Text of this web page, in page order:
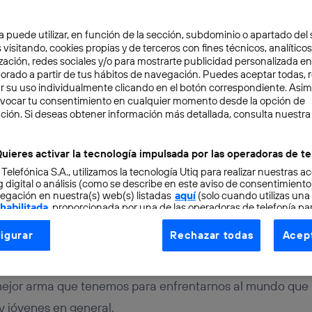
4 min
para que tus hijos
seguridad
arma que tenemos para enfrentarnos al mundo que
jóvenes en general.
puede utilizar, en función de la sección, subdominio o apartado del
visitando, cookies propias y de terceros con fines técnicos,
redes sociales y/o para mostrarte publicidad personalizada
a partir de tus hábitos de navegación. Puedes aceptar todas,
su uso individualmente clicando en el botón correspondiente.
tu consentimiento en cualquier momento desde la opción de
Si deseas obtener información más detallada, consulta nuestra
activar la tecnología impulsada por las operadoras de
S.A., utilizamos la tecnología Utiq para realizar nuestras
digital o análisis (como se describe en este aviso de
en nuestra(s) web(s) listadas aquí(solo cuando utilizas una
, proporcionada por una de las operadoras de telefonía
consentimiento en cada página web).
Utiq está diseñada con la privacidad como prioridad
dirección IP y otra información de la cuenta de cliente de
a la conexión que utilizas (p. ej., número de teléfono móvil).
Rechazar todas